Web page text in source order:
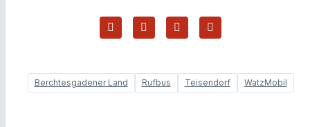
Berchtesgadener Land Rufbus Teisendorf WatzMobil